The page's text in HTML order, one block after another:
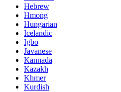
Hebrew
Hmong
Hungarian
Icelandic
Igbo
Javanese
Kannada
Kazakh
Khmer
Kurdish